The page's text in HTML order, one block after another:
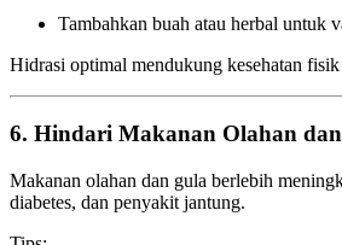
Tambahkan buah atau herbal untuk
Hidrasi optimal mendukung kesehatan
6. Hindari Makanan Olahan
Makanan olahan dan gula berlebih
diabetes, dan penyakit jantung.